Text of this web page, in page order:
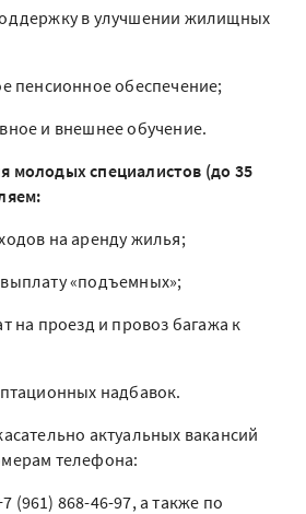
в улучшении жилищных
пенсионное обеспечение;
и внешнее обучение.
молодых специалистов (до 35
на аренду жилья;
«подъемных»;
на проезд и провоз багажа к
надбавок.
актуальных вакансий
телефона:
(961) 868-46-97, а также по